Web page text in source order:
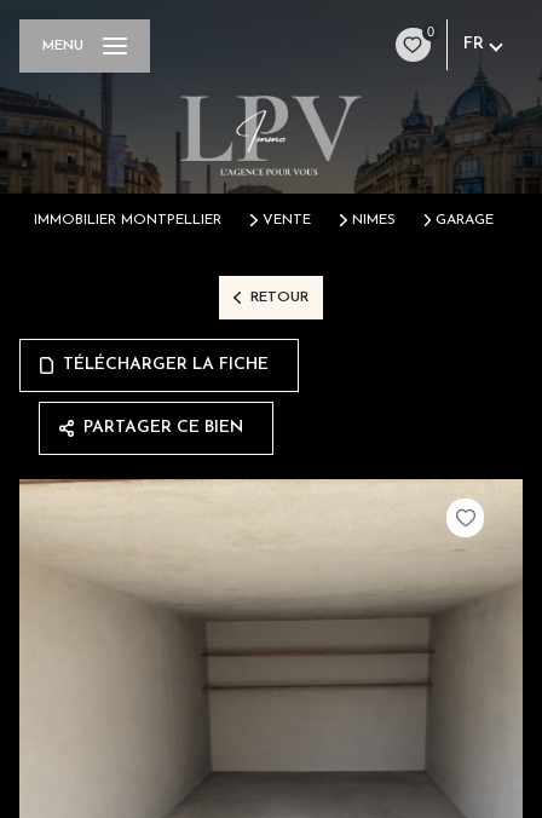
0
FR
MENU
IMMOBILIER MONTPELLIER VENTE NIMES GARAGE
RETOUR
TÉLÉCHARGER LA FICHE
PARTAGER CE BIEN